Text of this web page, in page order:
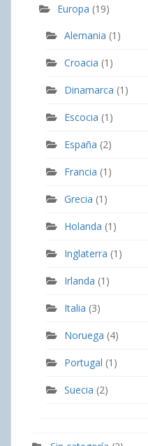
Europa (19)
Alemania (1)
Croacia (1)
Dinamarca (1)
Escocia (1)
España (2)
Francia (1)
Grecia (1)
Holanda (1)
Inglaterra (1)
Irlanda (1)
Italia (3)
Noruega (4)
Portugal (1)
Suecia (2)